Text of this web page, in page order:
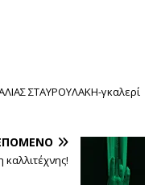
ΣΤΑΥΡΟΥΛΑΚΗ-γκαλερί